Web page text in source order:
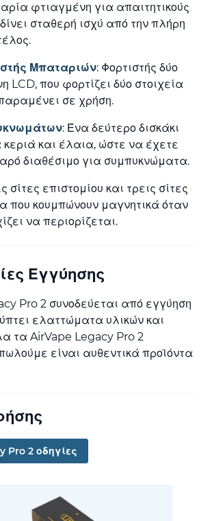
φτιαγμένη για απαιτητικούς
σταθερή ισχύ από την πλήρη
Μπαταριών: Φορτιστής δύο
LCD, που φορτίζει δύο στοιχεία
σε χρήση.
: Ένα δεύτερο δισκάκι
και έλαια, ώστε να έχετε
διαθέσιμο για συμπυκνώματα.
σίτες επιστομίου και τρεις σίτες
που κουμπώνουν μαγνητικά όταν
να περιορίζεται.
Εγγύησης
Pro 2 συνοδεύεται από εγγύηση
ελαττώματα υλικών και
τα AirVape Legacy Pro 2
είναι αυθεντικά προϊόντα
Pro 2 οδηγίες